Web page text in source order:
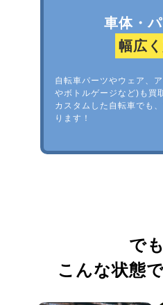
車体・
幅広
自転車パーツやウェア、
やボトルゲージなど)も買
カスタムした自転車でも
ります！
でも
こんな状態